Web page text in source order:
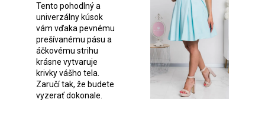
Tento pohodlný a
univerzálny kúsok
vám vďaka pevnému
prešívanému pásu a
áčkovému strihu
krásne vytvaruje
krivky vášho tela.
Zaručí tak, že budete
vyzerať dokonale.